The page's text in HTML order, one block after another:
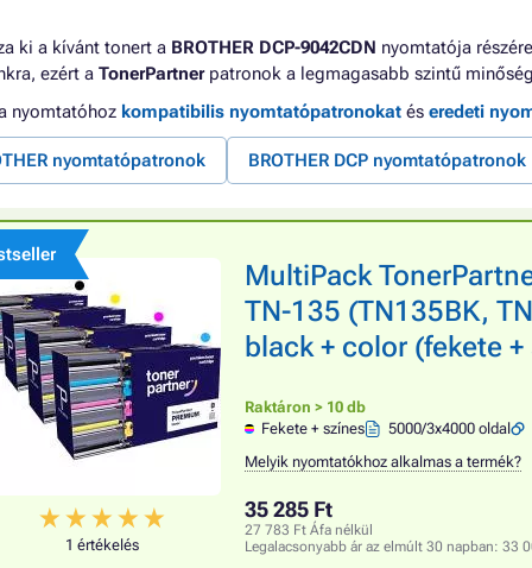
ki a kívánt tonert a BROTHER DCP-9042CDN nyomtatója
ezért a TonerPartnerpatronok a legmagasabb szintű
nyomtatóhoz kompatibilis nyomtatópatronokat és eredeti
nyomtatópatronok BROTHER DCP nyomtatópatronok
1 értékelés
MultiPack
TN-135 (TN135BK,
black + color (fekete
Raktáron > 10 db
Fekete + színes
5000/3x4000 oldal
Melyik nyomtatókhoz alkalmas a termék?
35 285 Ft
27 783 Ft Áfa nélkül
Legalacsonyabb ár az elmúlt 30 napban: 33